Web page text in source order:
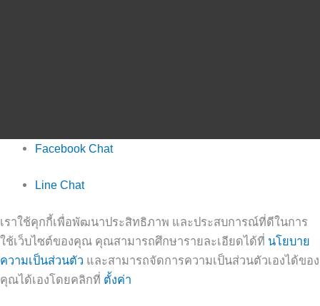
Facebook Chat
Line Chat
เราใช้คุกกี้เพื่อพัฒนาประสิทธิภาพ และประสบการณ์ที่ดีในการ
ใช้เว็บไซต์ของคุณ คุณสามารถศึกษารายละเอียดได้ที่ นโยบาย
ความเป็นส่วนตัว และสามารถจัดการความเป็นส่วนตัวเองได้ของ
คุณได้เองโดยคลิกที่ ตั้งค่า